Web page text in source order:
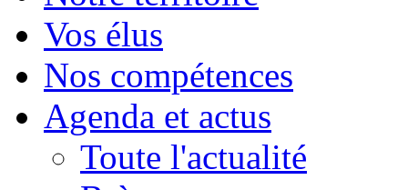
Vos élus
Nos compétences
Agenda et actus
Toute l'actualité